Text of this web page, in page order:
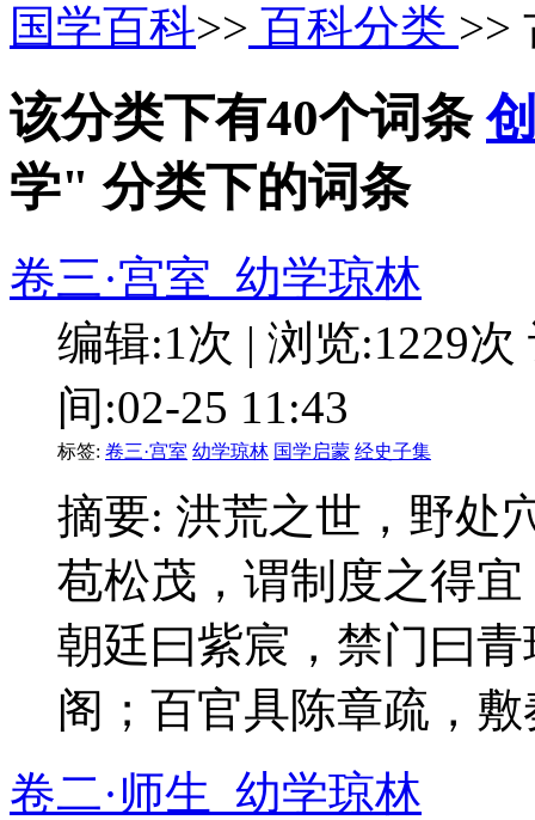
国学百科>> 百科分类 >>
该分类下有40个词条
学" 分类下的词条
卷三·宫室_幼学琼林
编辑:1次 | 浏览:1229次
间:02-25 11:43
标签: 卷三·宫室 幼学琼林 国学启蒙 经史子集
摘要: 洪荒之世，野处
苞松茂，谓制度之得
朝廷曰紫宸，禁门曰
阁；百官具陈章疏，
卷二·师生_幼学琼林